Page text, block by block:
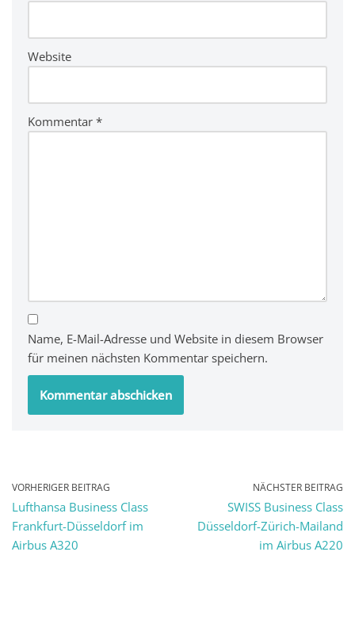
Website
Kommentar *
Name, E-Mail-Adresse und Website in diesem Browser
für meinen nächsten Kommentar speichern.
VORHERIGER BEITRAG
Lufthansa Business Class
Frankfurt-Düsseldorf im
Airbus A320
NÄCHSTER BEITRAG
SWISS Business Class
Düsseldorf-Zürich-Mailand
im Airbus A220